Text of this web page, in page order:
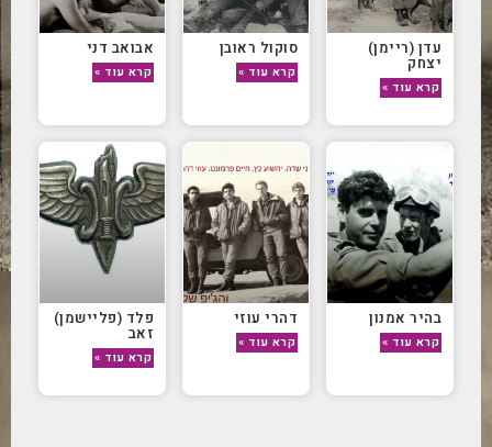
עדן (ריימן)
יצחק
קרא עוד »
סוקול ראובן
קרא עוד »
אבואב דני
קרא עוד »
בהיר אמנון
קרא עוד »
דהרי עוזי
קרא עוד »
פלד (פליישמן)
זאב
קרא עוד »